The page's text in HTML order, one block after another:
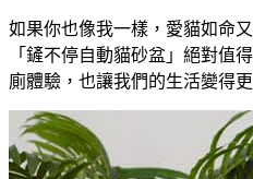
如果你也像我一樣，愛貓如命
「鏟不停自動貓砂盆」絕對值
廁體驗，也讓我們的生活變得更